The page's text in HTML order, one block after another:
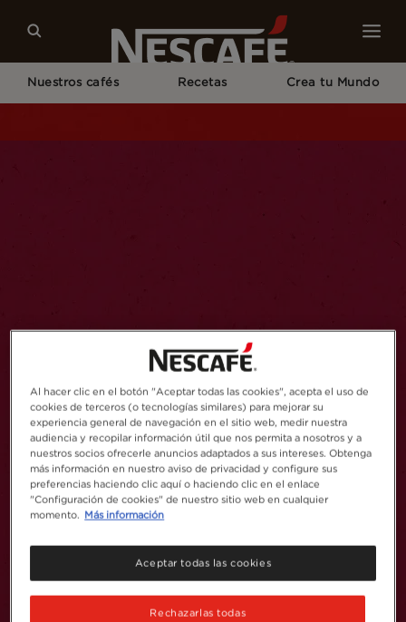
Nuestros cafés Recetas Crea tu Mundo
Al hacer clic en el botón "Aceptar todas las cookies", acepta el uso de
cookies de terceros (o tecnologías similares) para mejorar su
experiencia general de navegación en el sitio web, medir nuestra
audiencia y recopilar información útil que nos permita a nosotros y a
nuestros socios ofrecerle anuncios adaptados a sus intereses. Obtenga
más información en nuestro aviso de privacidad y configure sus
preferencias haciendo clic aquí o haciendo clic en el enlace
"Configuración de cookies" de nuestro sitio web en cualquier
momento. Más información
Rechazarlas todas
Aceptar todas las cookies